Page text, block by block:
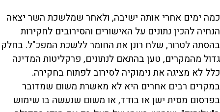
כמה ימים אחרי אותה ישיבה, ולאחר שמלשכת השר יצאה
הנחיה להכין נתונים על האישורים והסירובים לחקירות
בהסתה לטרור, שלח רונן את החומר ללשכת המפכ"ל. בחלק
גדול מהמקרים, טען בהתאם לנתונים, פרקליטות המדינה
כלל לא מציגה את נימוקיה לסירוב לפתוח בחקירה.
במקרים רבים אחרים היא לא מאשרת משום שמדובר
בפרסום מסית ישן או בודד, או משום שנעשה בו שימוש